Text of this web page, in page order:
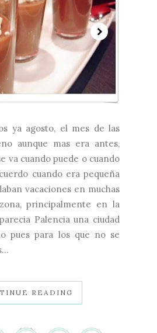
ya agosto, el mes de las
aunque mas era antes,
va cuando puede o cuando
cuando era pequeña
vacaciones en muchas
principalmente en la
Palencia una ciudad
pues para los que no se
READING